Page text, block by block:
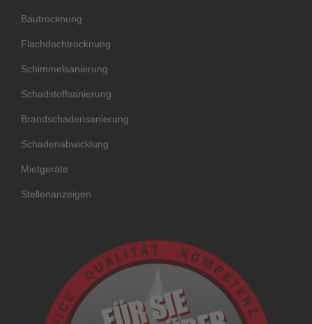
Bautrocknung
Flachdachtrocknung
Schimmelsanierung
Schadstoffsanierung
Brandschadensanierung
Schadenabwicklung
Mietgeräte
Stellenanzeigen